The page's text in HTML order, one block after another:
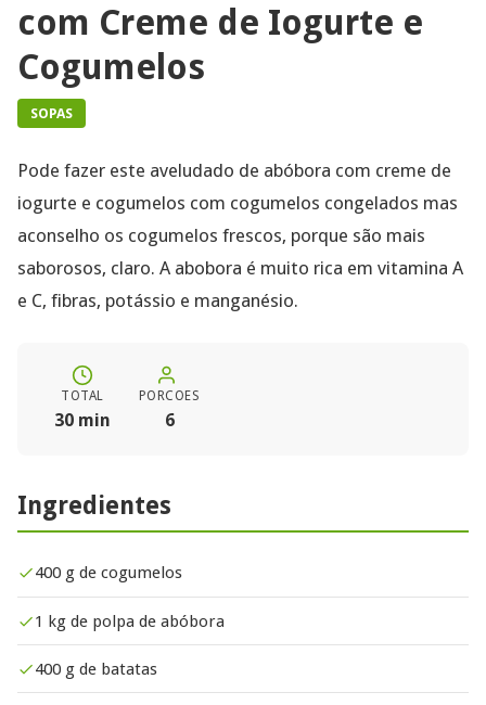
com Creme de Iogurte e
Cogumelos
SOPAS
Pode fazer este aveludado de abóbora com creme de
iogurte e cogumelos com cogumelos congelados mas
aconselho os cogumelos frescos, porque são mais
saborosos, claro. A abobora é muito rica em vitamina A
e C, fibras, potássio e manganésio.
TOTAL
30 min
PORCOES
6
Ingredientes
400 g de cogumelos
1 kg de polpa de abóbora
400 g de batatas